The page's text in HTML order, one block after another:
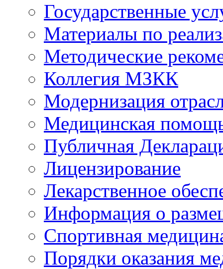
Государственные
Материалы по
Методические
Коллегия МЗКК
Модернизация
Медицинская
Публичная
Лицензирование
Лекарственное
Информация о
Спортивная
Порядки оказания